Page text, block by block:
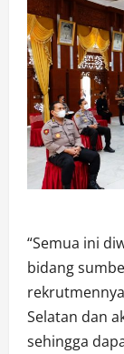
“Semua ini
bidang
Selatan dan
sehingga